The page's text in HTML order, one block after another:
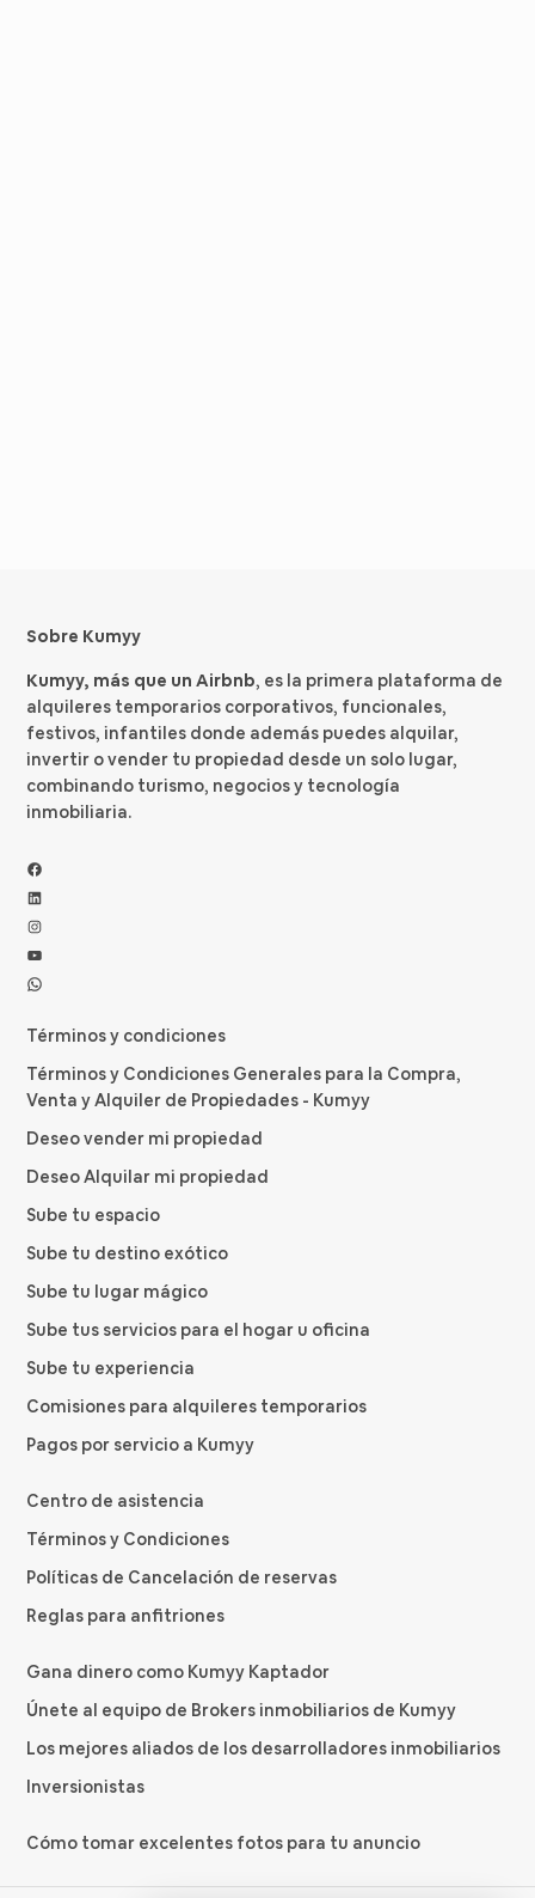
Sobre Kumyy
Kumyy, más que un Airbnb, es la primera plataforma de
alquileres temporarios corporativos, funcionales,
festivos, infantiles donde además puedes alquilar,
invertir o vender tu propiedad desde un solo lugar,
combinando turismo, negocios y tecnología
inmobiliaria.
Facebook
LinkedIn
Instagram
YouTube
WhatsApp
Términos y condiciones
Términos y Condiciones Generales para la Compra,
Venta y Alquiler de Propiedades - Kumyy
Deseo vender mi propiedad
Deseo Alquilar mi propiedad
Sube tu espacio
Sube tu destino exótico
Sube tu lugar mágico
Sube tus servicios para el hogar u oficina
Sube tu experiencia
Comisiones para alquileres temporarios
Pagos por servicio a Kumyy
Centro de asistencia
Términos y Condiciones
Políticas de Cancelación de reservas
Reglas para anfitriones
Gana dinero como Kumyy Kaptador
Únete al equipo de Brokers inmobiliarios de Kumyy
Los mejores aliados de los desarrolladores inmobiliarios
Inversionistas
Cómo tomar excelentes fotos para tu anuncio